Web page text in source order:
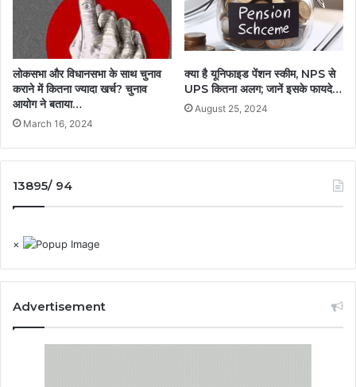
लोकसभा और विधानसभा के साथ चुनाव
कराने में कितना ज्यादा खर्च? चुनाव
आयोग ने बताया…
March 16, 2024
क्या है यूनिफाइड पेंशन स्कीम, NPS से
UPS कितना अलग; जानें इसके फायदे…
August 25, 2024
13895/ 94
×
Advertisement